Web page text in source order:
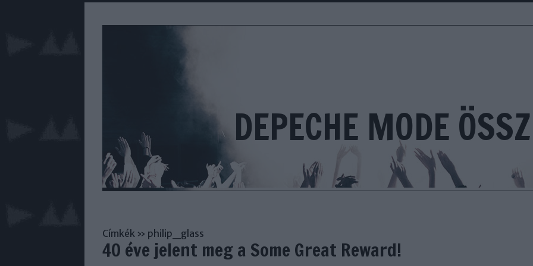
DEPECHE MODE
Címkék » philip_glass
40 éve jelent meg a Some Great Reward!